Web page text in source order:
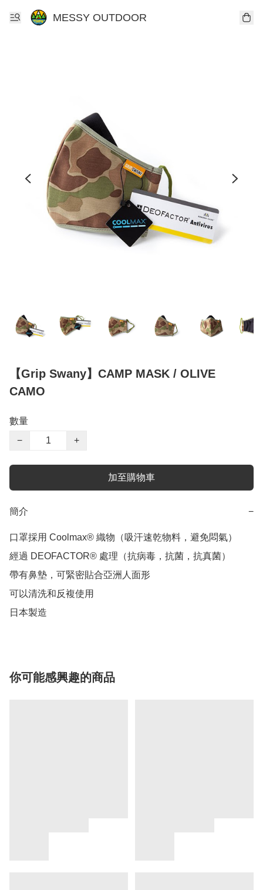
MESSY OUTDOOR
【Grip Swany】CAMP MASK / OLIVE
CAMO
數量
−
+
加至購物車
簡介 −
口罩採用 Coolmax® 織物（吸汗速乾物料，避免悶氣）
經過 DEOFACTOR® 處理（抗病毒，抗菌，抗真菌）
帶有鼻墊，可緊密貼合亞洲人面形
可以清洗和反複使用
日本製造
你可能感興趣的商品